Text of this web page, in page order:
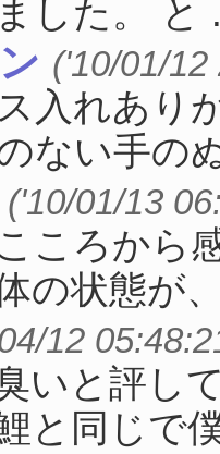
した。 と
('10/01/12
入れあり
ない手の
('10/01/13
ころから
の状態が
12
いと評し
と同じで